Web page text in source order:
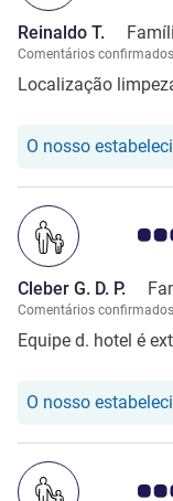
Reinaldo T.
Comentários confirmados
Localização
O nosso
Nota
Cleber G. D. P.
Comentários confirmados
Equipe d. hotel é
O nosso
Nota